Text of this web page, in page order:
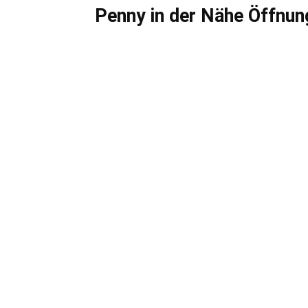
Penny in der Nähe